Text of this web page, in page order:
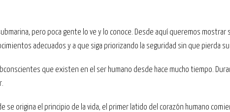
pero poca gente lo ve y lo conoce. Desde aquí queremos mostrar
adecuados y a que siga priorizando la seguridad sin que pierda su
que existen en el ser humano desde hace mucho tiempo.
se origina el principio de la vida, el primer latido del corazón humano